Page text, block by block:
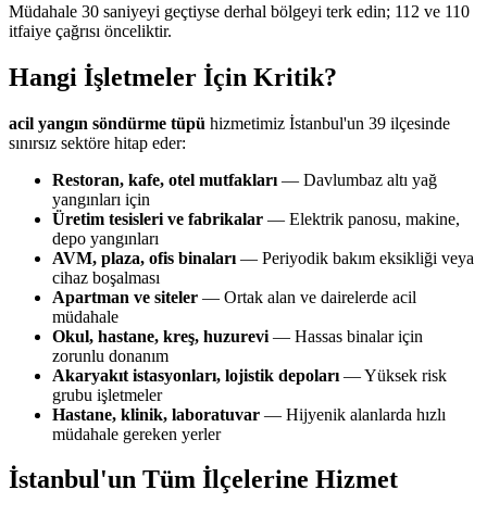
Müdahale 30 saniyeyi geçtiyse derhal bölgeyi terk edin; 112 ve 110
itfaiye çağrısı önceliktir.
Hangi İşletmeler İçin Kritik?
acil yangın söndürme tüpü hizmetimiz İstanbul'un 39 ilçesinde
sınırsız sektöre hitap eder:
Restoran, kafe, otel mutfakları — Davlumbaz altı yağ
yangınları için
Üretim tesisleri ve fabrikalar — Elektrik panosu, makine,
depo yangınları
AVM, plaza, ofis binaları — Periyodik bakım eksikliği veya
cihaz boşalması
Apartman ve siteler — Ortak alan ve dairelerde acil
müdahale
Okul, hastane, kreş, huzurevi — Hassas binalar için
zorunlu donanım
Akaryakıt istasyonları, lojistik depoları — Yüksek risk
grubu işletmeler
Hastane, klinik, laboratuvar — Hijyenik alanlarda hızlı
müdahale gereken yerler
İstanbul'un Tüm İlçelerine Hizmet